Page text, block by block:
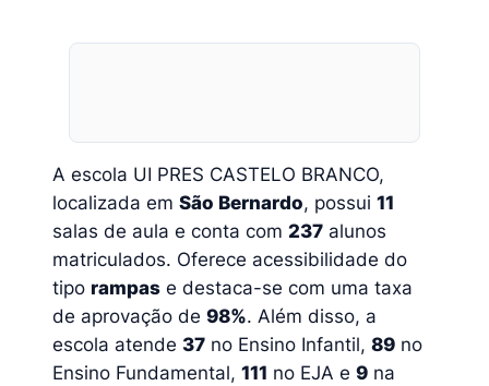
A escola UI PRES CASTELO BRANCO,
localizada em São Bernardo, possui 11
salas de aula e conta com 237 alunos
matriculados. Oferece acessibilidade do
tipo rampas e destaca-se com uma taxa
de aprovação de 98%. Além disso, a
escola atende 37 no Ensino Infantil, 89 no
Ensino Fundamental, 111 no EJA e 9 na